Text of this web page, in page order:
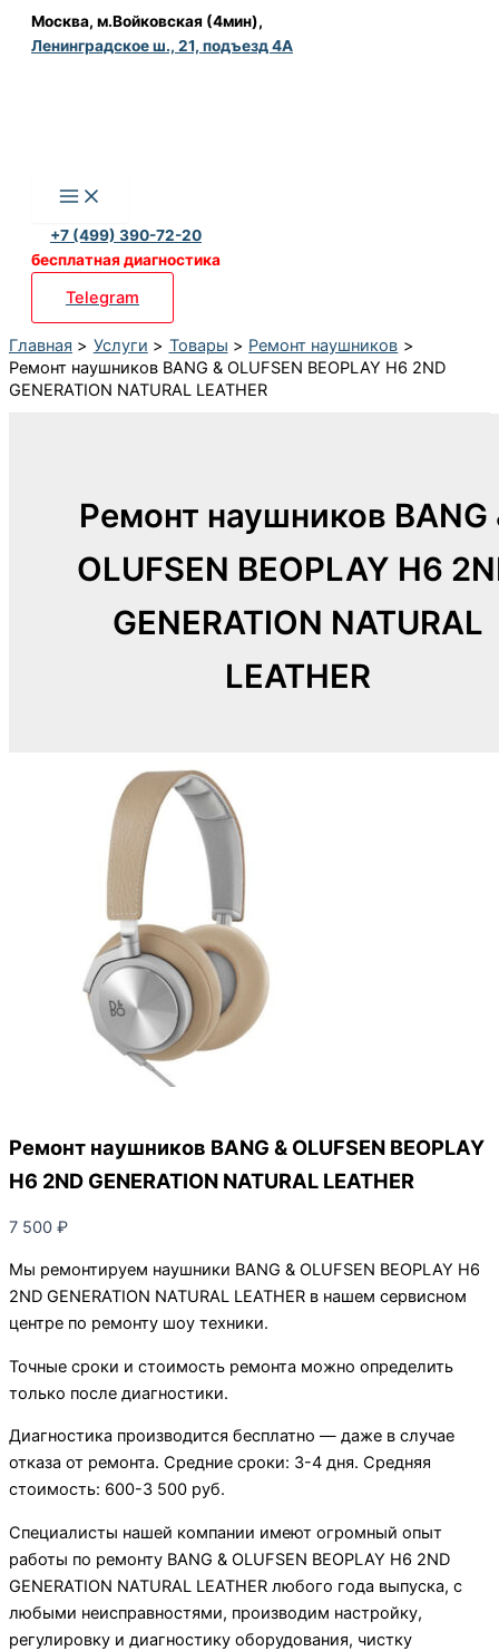
Перейти
Москва, м.Войковская (4мин),
Ленинградское ш., 21, подъезд 4А
+7 (499) 390-72-20
бесплатная диагностика
Telegram
Главная Услуги Товары
Ремонт наушников
Ремонт наушников BANG & OLUFSEN BEOPLAY H6 2ND
GENERATION NATURAL LEATHER
Ремонт наушников BANG
OLUFSEN BEOPLAY H6
GENERATION NATURAL
LEATHER
Ремонт наушников BANG & OLUFSEN BEOPLAY
H6 2ND GENERATION NATURAL LEATHER
7 500 ₽
Мы ремонтируем наушники BANG & OLUFSEN BEOPLAY H6
2ND GENERATION NATURAL LEATHER в нашем сервисном
центре по ремонту шоу техники.
Точные сроки и стоимость ремонта можно определить
только после диагностики.
Диагностика производится бесплатно — даже в случае
отказа от ремонта. Средние сроки: 3-4 дня. Средняя
стоимость: 600-3 500 руб.
Специалисты нашей компании имеют огромный опыт
работы по ремонту BANG & OLUFSEN BEOPLAY H6 2ND
GENERATION NATURAL LEATHER любого года выпуска, с
любыми неисправностями, производим настройку,
регулировку и диагностику оборудования, чистку